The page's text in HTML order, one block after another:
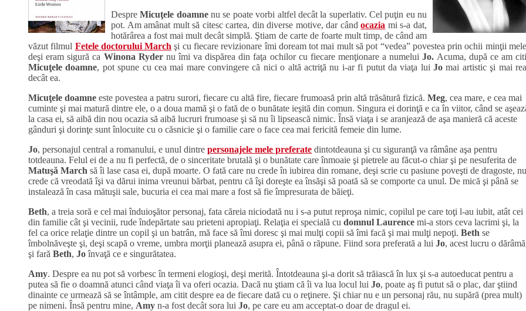
DespreMicuţele doamnenu se poate vorbi altfel decât la superlativ. Cel puţin eu nu
pot. Am amânat mult să citesc cartea, din diverse motive, dar cândocazia mi s-a dat,
hotărârea a fost mai mult decât simplă. Ştiam de carte de foarte mult timp, de când am
văzut filmul Fetele doctorului March şi cu fiecare revizionare îmi doream tot mai mult să pot “vedea” povestea prin ochii minţii
deşi eram sigură ca Winona Rydernu îmi va dispărea din faţa ochilor cu fiecare menţionare a numeluiJo. Acuma, după ce am
Micuţele doamne, pot spune cu cea mai mare convingere că nici o altă actriţă nu i-ar fi putut da viaţa luiJomai artistic şi mai
decât ea.
Micuţele doamne este povestea a patru surori, fiecare cu altă fire, fiecare frumoasă prin altă trăsătură fizică. Meg, cea mare, e cea mai
cuminte şi mai matură dintre ele, o a doua mamă şi o fată de o bunătate ieşită din comun. Singura ei dorinţă e ca în viitor, când se
la casa ei, să aibă din nou ocazia să aibă lucruri frumoase şi să nu îi lipsească nimic. Însă viaţa i se aranjează de aşa manieră că aceste
gânduri şi dorinţe sunt înlocuite cu o căsnicie şi o familie care o face cea mai fericită femeie din lume.
Jo, personajul central a romanului, e unul dintre personajele mele preferate dintotdeauna şi cu siguranţă va râmâne aşa pentru
totdeauna. Felul ei de a nu fi perfectă, de o sinceritate brutală şi o bunătate care înmoaie şi pietrele au făcut-o chiar şi pe nesuferita de
Matuşă March să îi lase casa ei, după moarte. O fată care nu crede în iubirea din romane, deşi scrie cu pasiune poveşti de dragoste, nu
crede că vreodată îşi va dărui inima vreunui bărbat, pentru că îşi doreşte ea însăşi să poată să se comporte ca unul. De mică şi până se
instalează în casa mătuşii sale, bucuria ei cea mai mare a fost să fie împresurata de băieţi.
Beth, a treia soră e cel mai înduioşător personaj, fata căreia niciodată nu i s-a putut reproşa nimic, copilul pe care toţi l-au iubit, atât cei
din familie cât şi vecinii, rude îndepărtate sau prieteni apropiaţi. Relaţia ei specială cu domnul Laurence mi-a stors ceva lacrimi şi, la
fel ca orice relaţie dintre un copil şi un batrân, mă face să îmi doresc şi mai mulţi copii să îmi facă şi mai mulţi nepoţi. Beth se
îmbolnăveşte şi, deşi scapă o vreme, umbra morţii planează asupra ei, până o răpune. Fiind sora preferată a lui Jo, acest lucru o
şi fară Beth, Joînvaţă ce e singurătatea.
Amy. Despre ea nu pot să vorbesc în termeni elogioşi, deşi merită. Întotdeauna şi-a dorit să trăiască în lux şi s-a autoeducat pentru a
putea să fie o doamnă atunci când viaţa îi va oferi ocazia. Dacă nu ştiam că îi va lua locul lui Jo, poate aş fi putut să o plac, dar ştiind
dinainte ce urmează să se întâmple, am citit despre ea de fiecare dată cu o reţinere. Şi chiar nu e un personaj rău, nu supără (prea mult)
pe nimeni. Însă pentru mine, Amy n-a fost decât sora lui Jo, pe care eu am acceptat-o doar de dragul ei.